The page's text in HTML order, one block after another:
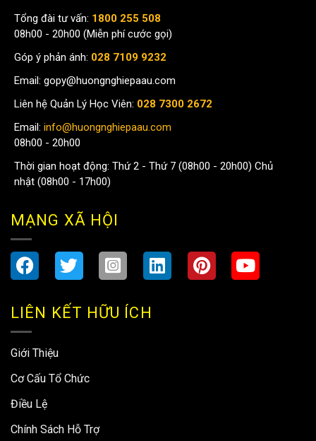
Tổng đài tư vấn: 1800 255 508
08h00 - 20h00 (Miễn phí cước gọi)
Góp ý phản ánh: 028 7109 9232
Email: gopy@huongnghiepaau.com
Liên hệ Quản Lý Học Viên: 028 7300 2672
Email: info@huongnghiepaau.com
08h00 - 20h00
Thời gian hoạt động: Thứ 2 - Thứ 7 (08h00 - 20h00) Chủ
nhật (08h00 - 17h00)
MẠNG XÃ HỘI
LIÊN KẾT HỮU ÍCH
Giới Thiệu
Cơ Cấu Tổ Chức
Điều Lệ
Chính Sách Hỗ Trợ